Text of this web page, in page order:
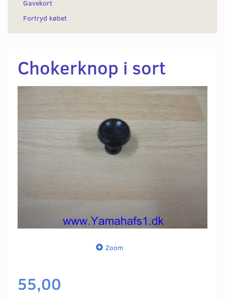
Gavekort
Fortryd købet
Chokerknop i sort
Zoom
55,00